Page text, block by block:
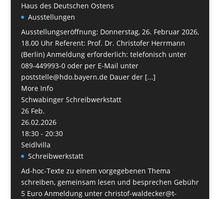
Haus des Deutschen Ostens
Ausstellungen
Ausstellungseröffnung: Donnerstag, 26. Februar 2026,
18.00 Uhr Referent: Prof. Dr. Christofer Herrmann
(Berlin) Anmeldung erforderlich: telefonisch unter
089-449993-0 oder per E-Mail unter
poststelle@hdo.bayern.de Dauer der [...]
More Info
Schwabinger Schreibwerkstatt
26 Feb.
26.02.2026
18:30 - 20:30
Seidlvilla
Schreibwerkstatt
Ad-hoc-Texte zu einem vorgegebenen Thema
schreiben, gemeinsam lesen und besprechen Gebühr
5 Euro Anmeldung unter christof-waldecker@t-